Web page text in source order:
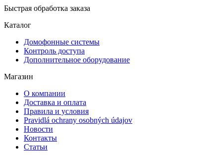
Быстрая обработка заказа
Каталог
Домофонные системы
Контроль доступа
Дополнительное оборудование
Магазин
О компании
Доставка и оплата
Правила и условия
Pravidlá ochrany osobných údajov
Новости
Контакты
Статьи